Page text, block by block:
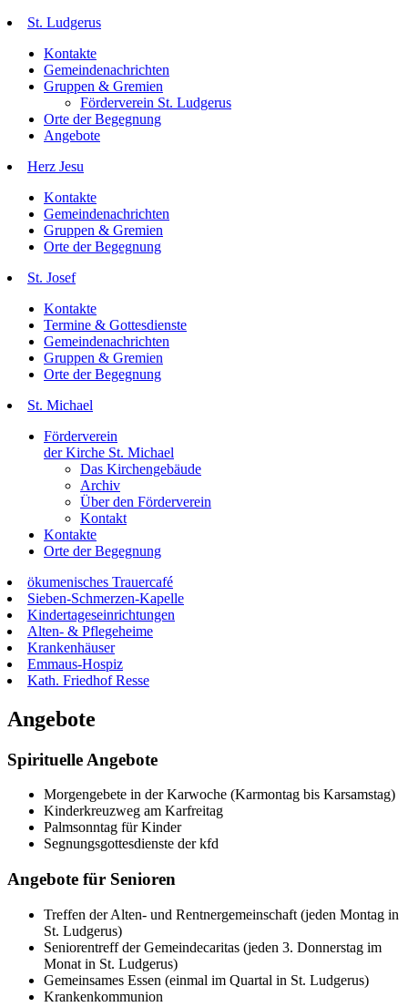
St. Ludgerus
Kontakte
Gemeindenachrichten
Gruppen & Gremien
Förderverein St. Ludgerus
Orte der Begegnung
Angebote
Herz Jesu
Kontakte
Gemeindenachrichten
Gruppen & Gremien
Orte der Begegnung
St. Josef
Kontakte
Termine & Gottesdienste
Gemeindenachrichten
Gruppen & Gremien
Orte der Begegnung
St. Michael
Förderverein
der Kirche St. Michael
Das Kirchengebäude
Archiv
Über den Förderverein
Kontakt
Kontakte
Orte der Begegnung
ökumenisches Trauercafé
Sieben-Schmerzen-Kapelle
Kindertageseinrichtungen
Alten- & Pflegeheime
Krankenhäuser
Emmaus-Hospiz
Kath. Friedhof Resse
Angebote
Spirituelle Angebote
Morgengebete in der Karwoche (Karmontag bis Karsamstag)
Kinderkreuzweg am Karfreitag
Palmsonntag für Kinder
Segnungsgottesdienste der kfd
Angebote für Senioren
Treffen der Alten- und Rentnergemeinschaft (jeden Montag in
St. Ludgerus)
Seniorentreff der Gemeindecaritas (jeden 3. Donnerstag im
Monat in St. Ludgerus)
Gemeinsames Essen (einmal im Quartal in St. Ludgerus)
Krankenkommunion